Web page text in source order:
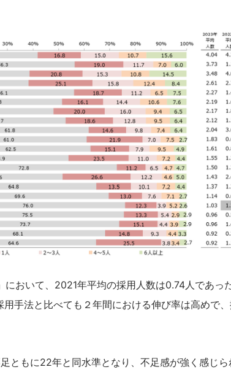
において、2021年平均の採用人数は0.74人であっ
手法と比べても２年間における伸び率は高めで
ともに22年と同水準となり、不足感が強く感じら